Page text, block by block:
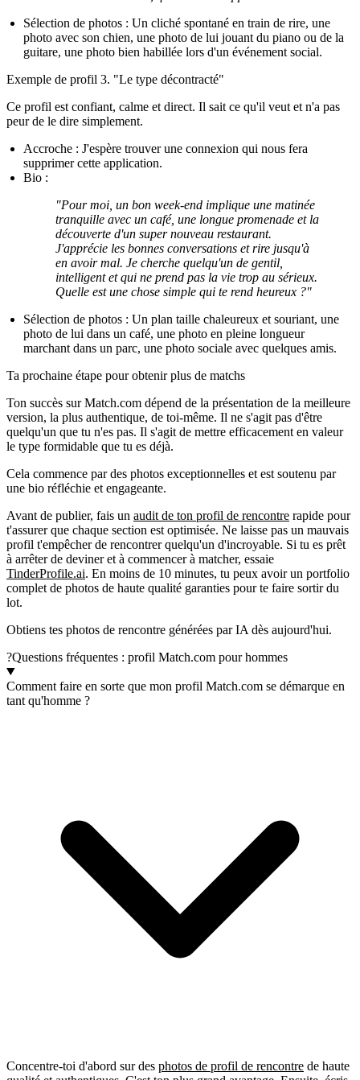
Sélection de photos : Un cliché spontané en train de rire, une
photo avec son chien, une photo de lui jouant du piano ou de la
guitare, une photo bien habillée lors d'un événement social.
Exemple de profil 3. "Le type décontracté"
Ce profil est confiant, calme et direct. Il sait ce qu'il veut et n'a pas
peur de le dire simplement.
Accroche : J'espère trouver une connexion qui nous fera
supprimer cette application.
Bio :
"Pour moi, un bon week-end implique une matinée
tranquille avec un café, une longue promenade et la
découverte d'un super nouveau restaurant.
J'apprécie les bonnes conversations et rire jusqu'à
en avoir mal. Je cherche quelqu'un de gentil,
intelligent et qui ne prend pas la vie trop au sérieux.
Quelle est une chose simple qui te rend heureux ?"
Sélection de photos : Un plan taille chaleureux et souriant, une
photo de lui dans un café, une photo en pleine longueur
marchant dans un parc, une photo sociale avec quelques amis.
Ta prochaine étape pour obtenir plus de matchs
Ton succès sur Match.com dépend de la présentation de la meilleure
version, la plus authentique, de toi-même. Il ne s'agit pas d'être
quelqu'un que tu n'es pas. Il s'agit de mettre efficacement en valeur
le type formidable que tu es déjà.
Cela commence par des photos exceptionnelles et est soutenu par
une bio réfléchie et engageante.
Avant de publier, fais un audit de ton profil de rencontre rapide pour
t'assurer que chaque section est optimisée. Ne laisse pas un mauvais
profil t'empêcher de rencontrer quelqu'un d'incroyable. Si tu es prêt
à arrêter de deviner et à commencer à matcher, essaie
TinderProfile.ai. En moins de 10 minutes, tu peux avoir un portfolio
complet de photos de haute qualité garanties pour te faire sortir du
lot.
Obtiens tes photos de rencontre générées par IA dès aujourd'hui.
?Questions fréquentes : profil Match.com pour hommes
Comment faire en sorte que mon profil Match.com se démarque en
tant qu'homme ?
Concentre-toi d'abord sur des photos de profil de rencontre de haute